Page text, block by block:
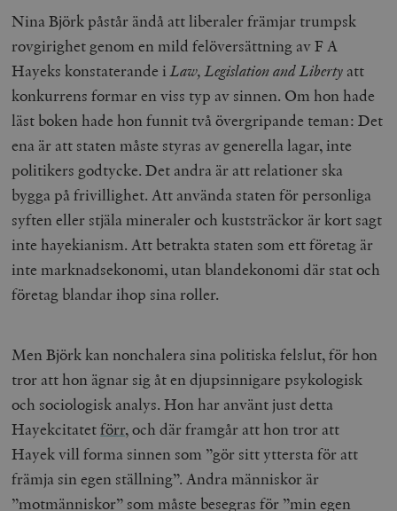
Nina Björk påstår ändå att liberaler främjar trumpsk
rovgirighet genom en mild felöversättning av F A
Hayeks konstaterande iLaw, Legislation and Liberty att
konkurrens formar en viss typ av sinnen. Om hon hade
läst boken hade hon funnit två övergripande teman: Det
ena är att staten måste styras av generella lagar, inte
politikers godtycke. Det andra är att relationer ska
bygga på frivillighet. Att använda staten för personliga
syften eller stjäla mineraler och kuststräckor är kort sagt
inte hayekianism. Att betrakta staten som ett företag är
inte marknadsekonomi, utan blandekonomi där stat och
företag blandar ihop sina roller.
Men Björk kan nonchalera sina politiska felslut, för hon
tror att hon ägnar sig åt en djupsinnigare psykologisk
och sociologisk analys. Hon har använt just detta
Hayekcitatetförr, och där framgår att hon tror att
Hayek vill forma sinnen som ”gör sitt yttersta för att
främja sin egen ställning”. Andra människor är
”motmänniskor” som måste besegras för ”min egen